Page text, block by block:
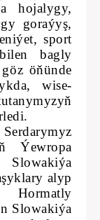
hojalygy,
goraýyş,
sport
bagly
öňünde
wise-
Ýewropa
alyp
Slowakiýa